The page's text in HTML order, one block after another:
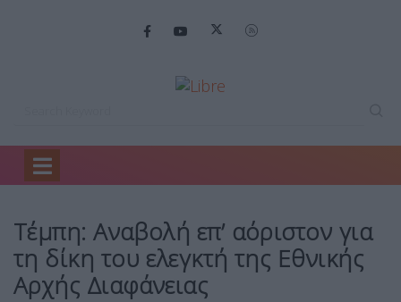
Home
Τέμπη: Αναβολή επ’ αόριστον για
τη δίκη του ελεγκτή της Εθνικής
Αρχής Διαφάνειας